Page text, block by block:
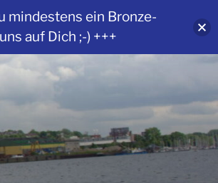
mindestens ein Bronze-
auf Dich ;-) +++